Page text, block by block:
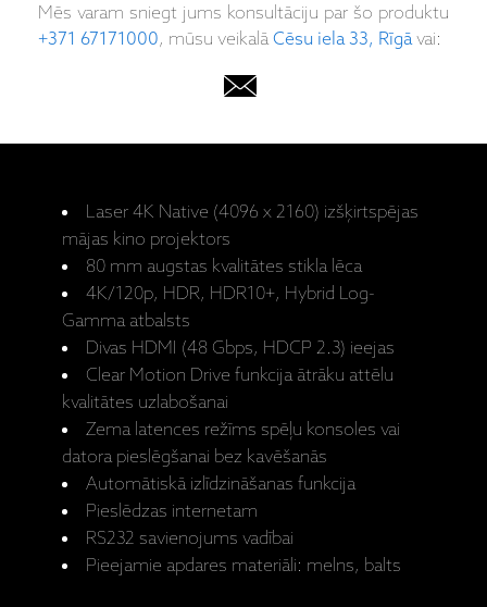
Mēs varam sniegt jums konsultāciju par šo produktu
+371 67171000, mūsu veikalāCēsu iela 33, Rīgāvai:
Laser 4K Native (4096 x 2160) izšķirtspējas
mājas kino projektors
80 mm augstas kvalitātes stikla lēca
4K/120p, HDR, HDR10+, Hybrid Log-
Gamma atbalsts
Divas HDMI (48 Gbps, HDCP 2.3) ieejas
Clear Motion Drive funkcija ātrāku attēlu
kvalitātes uzlabošanai
Zema latences režīms spēļu konsoles vai
datora pieslēgšanai bez kavēšanās
Automātiskā izlīdzināšanas funkcija
Pieslēdzas internetam
RS232 savienojums vadībai
Pieejamie apdares materiāli: melns, balts